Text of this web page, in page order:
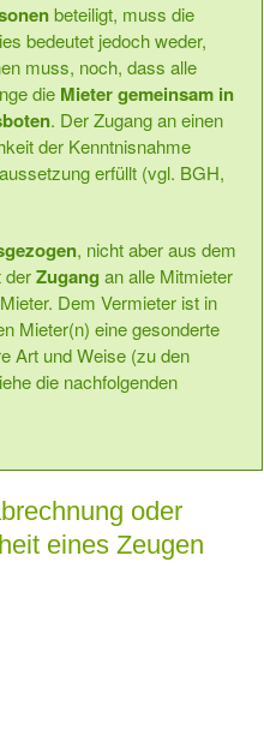
beteiligt, muss die
bedeutet jedoch weder,
muss, noch, dass alle
die Mieter gemeinsam in
. Der Zugang an einen
der Kenntnisnahme
erfüllt (vgl. BGH,
, nicht aber aus dem
derZugang an alle Mitmieter
Dem Vermieter ist in
Mieter(n) eine gesonderte
Art und Weise (zu den
die nachfolgenden
oder
eines Zeugen